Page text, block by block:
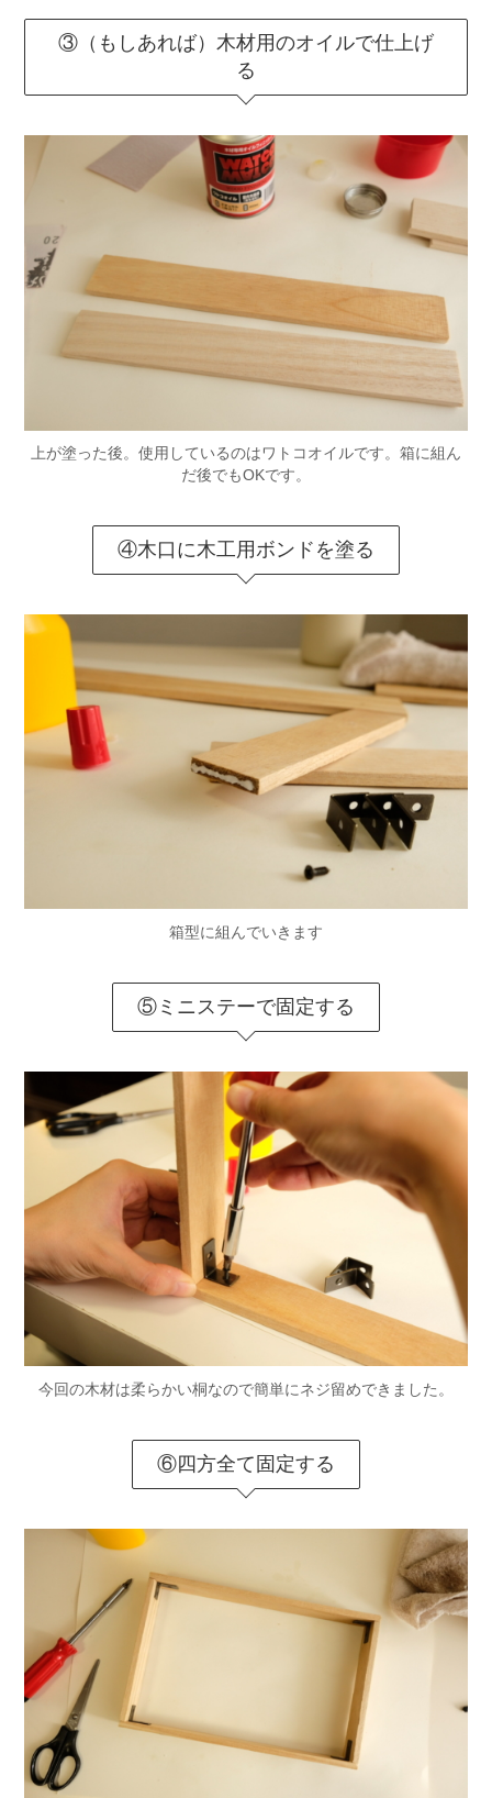
③（もしあれば）木材用のオイルで仕上げ
る
上が塗った後。使用しているのはワトコオイルです。箱に組ん
だ後でもOKです。
④木口に木工用ボンドを塗る
箱型に組んでいきます
⑤ミニステーで固定する
今回の木材は柔らかい桐なので簡単にネジ留めできました。
⑥四方全て固定する